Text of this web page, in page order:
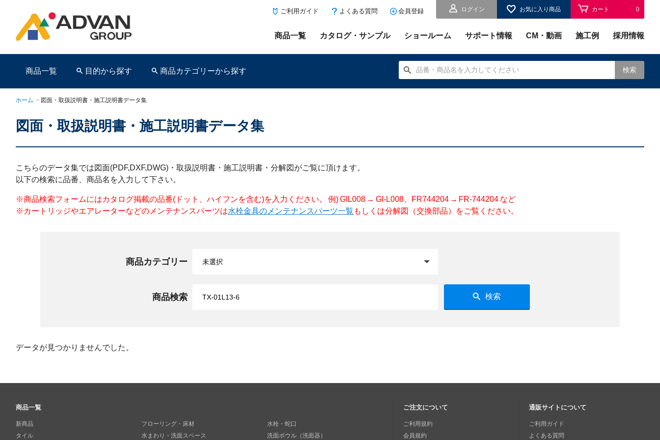
ログイン お気に入り商品 カート 0
ご利用ガイド よくある質問 会員登録
商品一覧 カタログ・サンプル ショールーム サポート情報 CM・動画 施工例 採用情報
商品一覧 目的から探す 商品カテゴリーから探す 検索
ホーム > 図面・取扱説明書・施工説明書データ集
図面・取扱説明書・施工説明書データ集
こちらのデータ集では図面(PDF,DXF,DWG)・取扱説明書・施工説明書・分解図がご覧に頂けます。
以下の検索に品番、商品名を入力して下さい。
※商品検索フォームにはカタログ掲載の品番(ドット、ハイフンを含む)を入力ください。 例) GIL008 → GI-L008、FR744204 → FR-744204 など
※カートリッジやエアレーターなどのメンテナンスパーツは水栓金具のメンテナンスパーツ一覧 もしくは分解図（交換部品）をご覧ください。
商品カテゴリー
商品検索 検索
データが見つかりませんでした。
商品一覧
新商品
タイル
フローリング・床材
水まわり・洗面スペース
水栓・蛇口
洗面ボウル（洗面器）
ご注文について
ご利用規約
会員規約
通販サイトについて
ご利用ガイド
よくある質問